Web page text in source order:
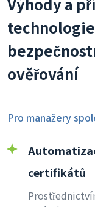
ověřování
Pro manažery
certifikátů